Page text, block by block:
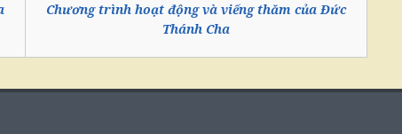
Chương trình hoạt động và viếng thăm của Đức
Thánh Cha